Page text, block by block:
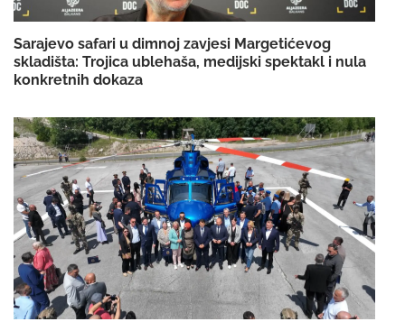
Sarajevo safari u dimnoj zavjesi Margetićevog
skladišta: Trojica ublehaša, medijski spektakl i nula
konkretnih dokaza